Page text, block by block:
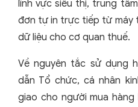
lĩnh vực siêu thị, trung
đơn tự in trực tiếp từ máy
dữ liệu cho cơ quan thuế.
Về nguyên tắc sử dụng
dẫn Tổ chức, cá nhân
giao cho người mua